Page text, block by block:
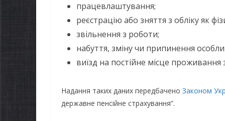
працевлаштування;
реєстрацію або зняття з обліку як
звільнення з роботи;
набуття, зміну чи припинення
виїзд на постійне місце проживання
Надання таких даних передбачено Законом
державне пенсійне страхування”.